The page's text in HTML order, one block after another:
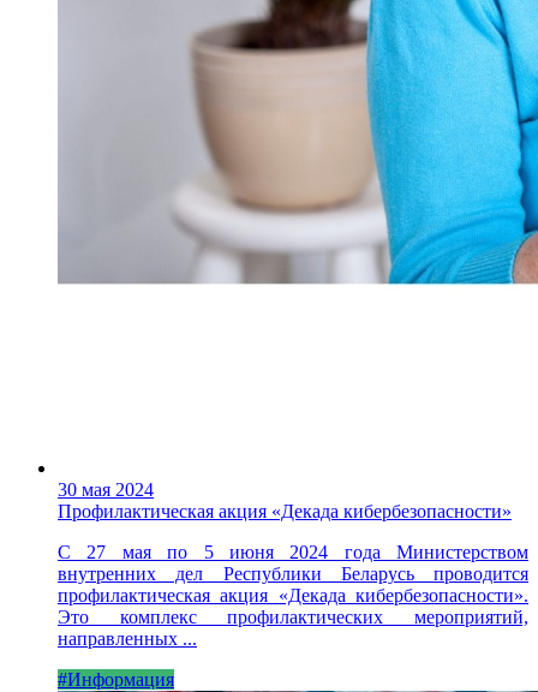
30 мая 2024
Профилактическая акция «Декада кибербезопасности»
С 27 мая по 5 июня 2024 года Министерством
внутренних дел Республики Беларусь проводится
профилактическая акция «Декада кибербезопасности».
Это комплекс профилактических мероприятий,
направленных ...
#Информация